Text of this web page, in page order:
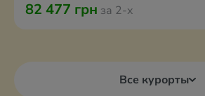
82 477 грн за 2-х
Все курорты